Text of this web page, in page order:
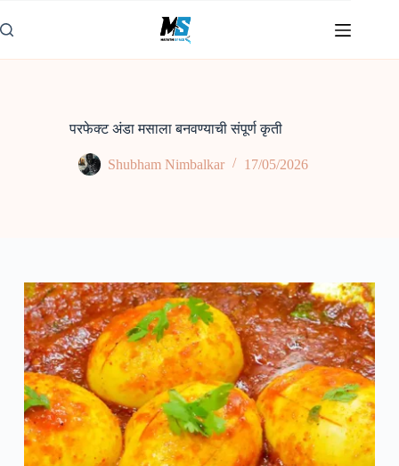
to
content
परफेक्ट अंडा मसाला बनवण्याची संपूर्ण कृती
Shubham Nimbalkar 17/05/2026